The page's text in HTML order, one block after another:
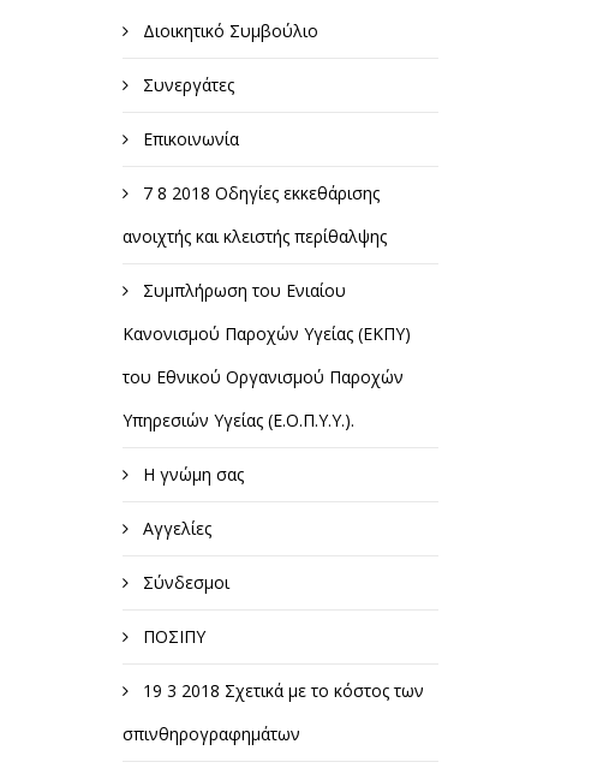
Διοικητικό Συμβούλιο
Συνεργάτες
Επικοινωνία
7 8 2018 Οδηγίες εκκεθάρισης
ανοιχτής και κλειστής περίθαλψης
Συμπλήρωση του Ενιαίου
Κανονισμού Παροχών Υγείας (ΕΚΠΥ)
του Εθνικού Οργανισμού Παροχών
Υπηρεσιών Υγείας (Ε.Ο.Π.Υ.Υ.).
Η γνώμη σας
Αγγελίες
Σύνδεσμοι
ΠΟΣΙΠΥ
19 3 2018 Σχετικά με το κόστος των
σπινθηρογραφημάτων